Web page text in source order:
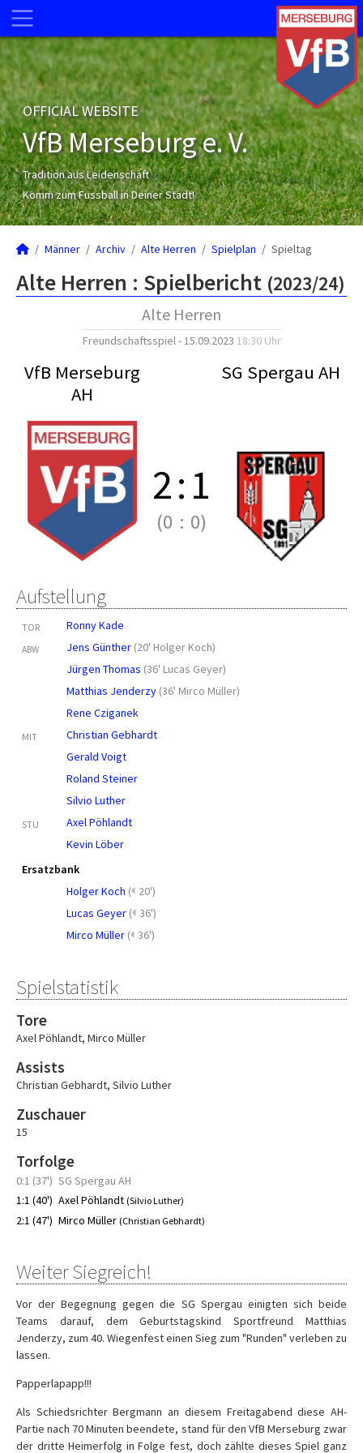
OFFICIAL WEBSITE
VfB Merseburg e. V.
Tradition aus Leidenschaft
Komm zum Fussball in Deiner Stadt!
Männer Archiv Alte Herren Spielplan Spieltag
Alte Herren : Spielbericht (2023/24)
Alte Herren
Freundschaftsspiel - 15.09.2023 18:30 Uhr
VfB Merseburg
AH
SG Spergau AH
2:1
(0 : 0)
Aufstellung
TOR Ronny Kade
ABW Jens Günther (20' Holger Koch)
Jürgen Thomas (36' Lucas Geyer)
Matthias Jenderzy (36' Mirco Müller)
Rene Cziganek
MIT
Christian Gebhardt
Gerald Voigt
Roland Steiner
Silvio Luther
STU
Axel Pöhlandt
Kevin Löber
Ersatzbank
Holger Koch ( 20')
Lucas Geyer ( 36')
Mirco Müller ( 36')
Spielstatistik
Tore
Axel Pöhlandt, Mirco Müller
Assists
Christian Gebhardt, Silvio Luther
Zuschauer
15
Torfolge
0:1 (37') SG Spergau AH
1:1 (40') Axel Pöhlandt (Silvio Luther)
2:1 (47') Mirco Müller (Christian Gebhardt)
Weiter Siegreich!
Vor der Begegnung gegen die SG Spergau einigten sich beide
Teams darauf, dem Geburtstagskind Sportfreund Matthias
Jenderzy, zum 40. Wiegenfest einen Sieg zum "Runden" verleben zu
lassen.
Papperlapapp!!!
Als Schiedsrichter Bergmann an diesem Freitagabend diese AH-
Partie nach 70 Minuten beendete, stand für den VfB Merseburg zwar
der dritte Heimerfolg in Folge fest, doch zählte dieses Spiel ganz